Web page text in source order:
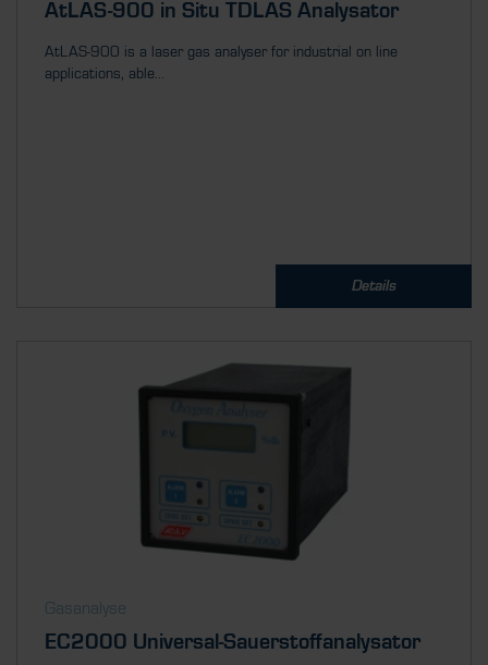
AtLAS-900 in Situ TDLAS Analysator
AtLAS-900 is a laser gas analyser for industrial on line
applications, able...
Details
Gasanalyse
EC2000 Universal-Sauerstoffanalysator